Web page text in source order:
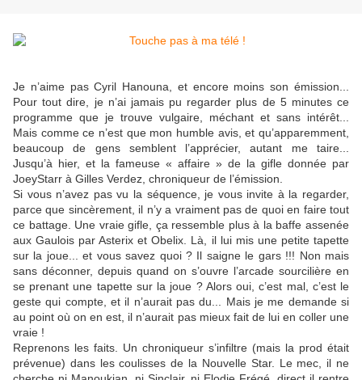
Je n’aime pas Cyril Hanouna, et encore moins son émission...
Pour tout dire, je n’ai jamais pu regarder plus de 5 minutes ce
programme que je trouve vulgaire, méchant et sans intérêt...
Mais comme ce n’est que mon humble avis, et qu’apparemment,
beaucoup de gens semblent l’apprécier, autant me taire...
Jusqu’à hier, et la fameuse « affaire » de la gifle donnée par
JoeyStarr à Gilles Verdez, chroniqueur de l’émission.
Si vous n’avez pas vu la séquence, je vous invite à la regarder,
parce que sincèrement, il n’y a vraiment pas de quoi en faire tout
ce battage. Une vraie gifle, ça ressemble plus à la baffe assenée
aux Gaulois par Asterix et Obelix. Là, il lui mis une petite tapette
sur la joue... et vous savez quoi ? Il saigne le gars !!! Non mais
sans déconner, depuis quand on s’ouvre l’arcade sourcilière en
se prenant une tapette sur la joue ? Alors oui, c’est mal, c’est le
geste qui compte, et il n’aurait pas du... Mais je me demande si
au point où on en est, il n’aurait pas mieux fait de lui en coller une
vraie !
Reprenons les faits. Un chroniqueur s’infiltre (mais la prod était
prévenue) dans les coulisses de la Nouvelle Star. Le mec, il ne